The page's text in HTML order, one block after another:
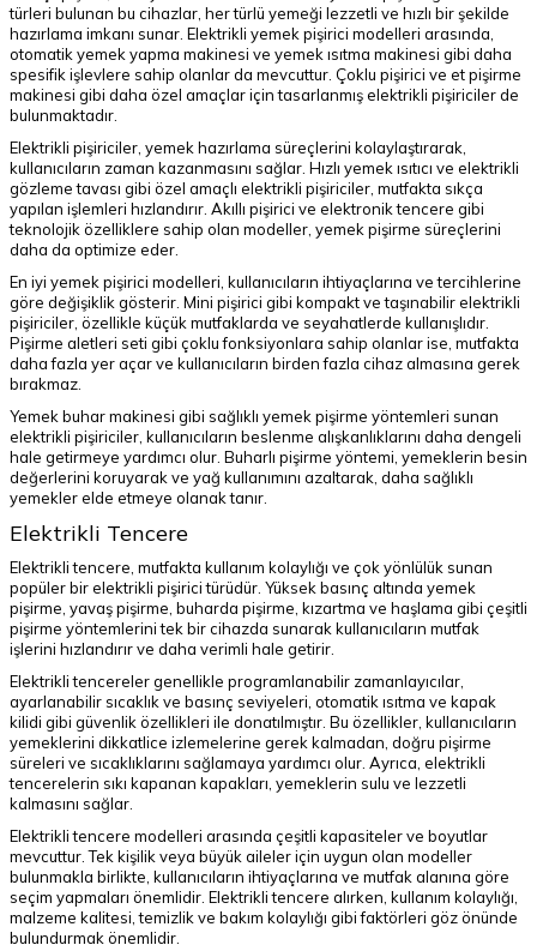
türleri bulunan bu cihazlar, her türlü yemeği lezzetli ve hızlı bir şekilde
hazırlama imkanı sunar. Elektrikli yemek pişirici modelleri arasında,
otomatik yemek yapma makinesi ve yemek ısıtma makinesi gibi daha
spesifik işlevlere sahip olanlar da mevcuttur. Çoklu pişirici ve et pişirme
makinesi gibi daha özel amaçlar için tasarlanmış elektrikli pişiriciler de
bulunmaktadır.
Elektrikli pişiriciler, yemek hazırlama süreçlerini kolaylaştırarak,
kullanıcıların zaman kazanmasını sağlar. Hızlı yemek ısıtıcı ve elektrikli
gözleme tavası gibi özel amaçlı elektrikli pişiriciler, mutfakta sıkça
yapılan işlemleri hızlandırır. Akıllı pişirici ve elektronik tencere gibi
teknolojik özelliklere sahip olan modeller, yemek pişirme süreçlerini
daha da optimize eder.
En iyi yemek pişirici modelleri, kullanıcıların ihtiyaçlarına ve tercihlerine
göre değişiklik gösterir. Mini pişirici gibi kompakt ve taşınabilir elektrikli
pişiriciler, özellikle küçük mutfaklarda ve seyahatlerde kullanışlıdır.
Pişirme aletleri seti gibi çoklu fonksiyonlara sahip olanlar ise, mutfakta
daha fazla yer açar ve kullanıcıların birden fazla cihaz almasına gerek
bırakmaz.
Yemek buhar makinesi gibi sağlıklı yemek pişirme yöntemleri sunan
elektrikli pişiriciler, kullanıcıların beslenme alışkanlıklarını daha dengeli
hale getirmeye yardımcı olur. Buharlı pişirme yöntemi, yemeklerin besin
değerlerini koruyarak ve yağ kullanımını azaltarak, daha sağlıklı
yemekler elde etmeye olanak tanır.
Elektrikli Tencere
Elektrikli tencere, mutfakta kullanım kolaylığı ve çok yönlülük sunan
popüler bir elektrikli pişirici türüdür. Yüksek basınç altında yemek
pişirme, yavaş pişirme, buharda pişirme, kızartma ve haşlama gibi çeşitli
pişirme yöntemlerini tek bir cihazda sunarak kullanıcıların mutfak
işlerini hızlandırır ve daha verimli hale getirir.
Elektrikli tencereler genellikle programlanabilir zamanlayıcılar,
ayarlanabilir sıcaklık ve basınç seviyeleri, otomatik ısıtma ve kapak
kilidi gibi güvenlik özellikleri ile donatılmıştır. Bu özellikler, kullanıcıların
yemeklerini dikkatlice izlemelerine gerek kalmadan, doğru pişirme
süreleri ve sıcaklıklarını sağlamaya yardımcı olur. Ayrıca, elektrikli
tencerelerin sıkı kapanan kapakları, yemeklerin sulu ve lezzetli
kalmasını sağlar.
Elektrikli tencere modelleri arasında çeşitli kapasiteler ve boyutlar
mevcuttur. Tek kişilik veya büyük aileler için uygun olan modeller
bulunmakla birlikte, kullanıcıların ihtiyaçlarına ve mutfak alanına göre
seçim yapmaları önemlidir. Elektrikli tencere alırken, kullanım kolaylığı,
malzeme kalitesi, temizlik ve bakım kolaylığı gibi faktörleri göz önünde
bulundurmak önemlidir.